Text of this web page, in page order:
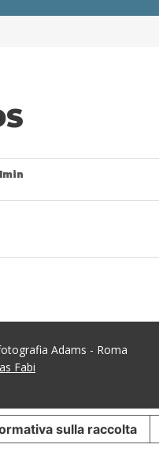
Adams - Roma
Fabi
sulla raccolta